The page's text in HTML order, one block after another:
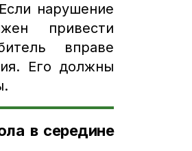
нарушение
привести
вправе
Его должны
в середине